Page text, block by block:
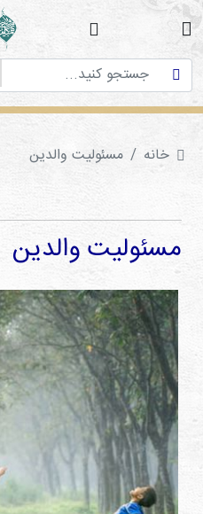
دوره
های
آموزشی
پژوهش
رشته
ای
استاد
فاطمه
میرزایی
سی
دی
ها
کتاب
ها
خانه مسئولیت والدین
مسئولیت والدین